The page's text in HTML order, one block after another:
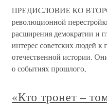
ПРЕДИСЛОВИЕ КО
революционной
расширения демократии и
интерес советских людей к
отечественной истории.
о событиях прошлого,
«Кто тронет –